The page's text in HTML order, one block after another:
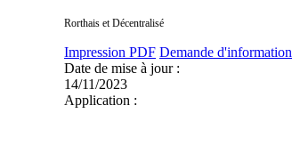
Rorthais et Décentralisé
Impression PDF Demande d'information
Date de mise à jour :
14/11/2023
Application :